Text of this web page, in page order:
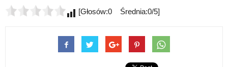
[Głosów:0 Średnia:0/5]